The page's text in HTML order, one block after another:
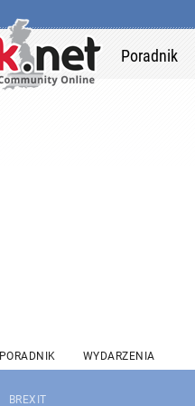
Poradnik
PORADNIK WYDARZENIA
BREXIT